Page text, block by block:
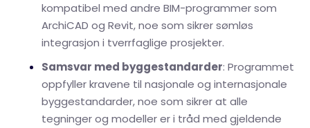
kompatibel med andre BIM-programmer som
ArchiCAD og Revit, noe som sikrer sømløs
integrasjon i tverrfaglige prosjekter.
Samsvar med byggestandarder: Programmet
oppfyller kravene til nasjonale og internasjonale
byggestandarder, noe som sikrer at alle
tegninger og modeller er i tråd med gjeldende